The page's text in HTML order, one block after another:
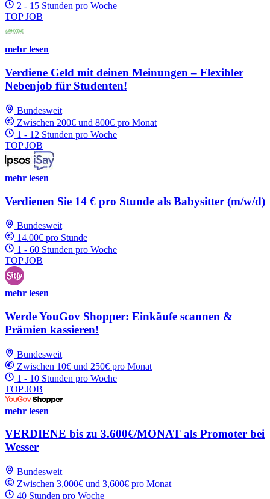
2 - 15 Stunden pro Woche
TOP JOB
mehr lesen
Verdiene Geld mit deinen Meinungen – Flexibler
Nebenjob für Studenten!
Bundesweit
Zwischen 200€ und 800€ pro Monat
1 - 12 Stunden pro Woche
TOP JOB
mehr lesen
Verdienen Sie 14 € pro Stunde als Babysitter (m/w/d)
Bundesweit
14.00€ pro Stunde
1 - 60 Stunden pro Woche
TOP JOB
mehr lesen
Werde YouGov Shopper: Einkäufe scannen &
Prämien kassieren!
Bundesweit
Zwischen 10€ und 250€ pro Monat
1 - 10 Stunden pro Woche
TOP JOB
mehr lesen
VERDIENE bis zu 3.600€/MONAT als Promoter bei
Wesser
Bundesweit
Zwischen 3,000€ und 3,600€ pro Monat
40 Stunden pro Woche